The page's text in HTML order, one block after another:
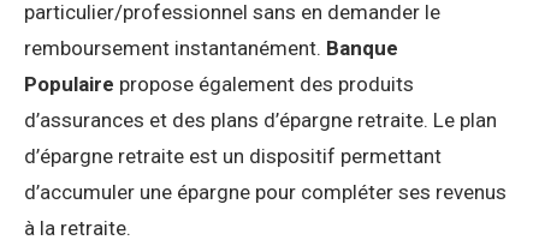
particulier/professionnel sans en demander le
remboursement instantanément. Banque
Populaire propose également des produits
d’assurances et des plans d’épargne retraite. Le plan
d’épargne retraite est un dispositif permettant
d’accumuler une épargne pour compléter ses revenus
à la retraite.